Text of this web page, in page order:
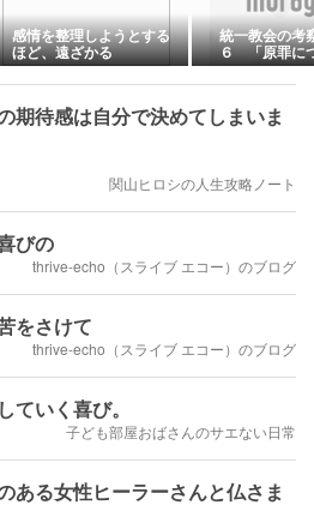
感情を整理しようとする
ほど、遠ざかる
統一教会の
６ 「原罪に
る」
期待感は自分で決めてしまいま
関山ヒロシの人生攻略ノート
びの
thrive-echo（スライブ エコー）のブログ
をさけて
thrive-echo（スライブ エコー）のブログ
ていく喜び。
子ども部屋おばさんのサエない日常
ある女性ヒーラーさんと仏さま